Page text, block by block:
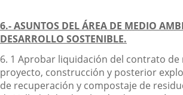
6.- ASUNTOS DEL ÁREA DE MEDIO
DESARROLLO SOSTENIBLE.
6. 1 Aprobar liquidación del contrato de
proyecto, construcción y posterior
de recuperación y compostaje de